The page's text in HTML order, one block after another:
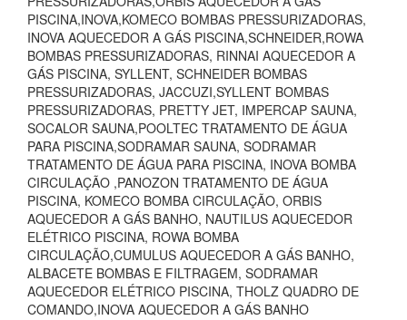
PISCINA,INOVA,KOMECO BOMBAS PRESSURIZADORAS,
INOVA AQUECEDOR A GÁS PISCINA,SCHNEIDER,ROWA
BOMBAS PRESSURIZADORAS, RINNAI AQUECEDOR A
GÁS PISCINA, SYLLENT, SCHNEIDER BOMBAS
PRESSURIZADORAS, JACCUZI,SYLLENT BOMBAS
PRESSURIZADORAS, PRETTY JET, IMPERCAP SAUNA,
SOCALOR SAUNA,POOLTEC TRATAMENTO DE ÁGUA
PARA PISCINA,SODRAMAR SAUNA, SODRAMAR
TRATAMENTO DE ÁGUA PARA PISCINA, INOVA BOMBA
CIRCULAÇÃO ,PANOZON TRATAMENTO DE ÁGUA
PISCINA, KOMECO BOMBA CIRCULAÇÃO, ORBIS
AQUECEDOR A GÁS BANHO, NAUTILUS AQUECEDOR
ELÉTRICO PISCINA, ROWA BOMBA
CIRCULAÇÃO,CUMULUS AQUECEDOR A GÁS BANHO,
ALBACETE BOMBAS E FILTRAGEM, SODRAMAR
AQUECEDOR ELÉTRICO PISCINA, THOLZ QUADRO DE
COMANDO,INOVA AQUECEDOR A GÁS BANHO